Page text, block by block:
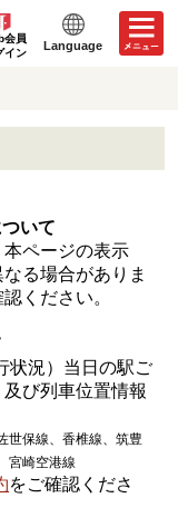
会員
イン
Language
いて
ページの表示
る場合がありま
ください。
状況）当日の駅ご
び列車位置情報
世保線、香椎線、筑豊
宮崎空港線
をご確認くださ